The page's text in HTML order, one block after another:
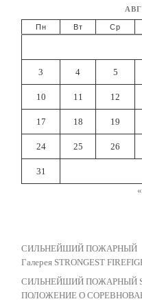
Пн Вт Ср
3 4 5
10 11 12
17 18 19
24 25 26
31
СИЛЬНЕЙШИЙ ПОЖАРНЫЙ
Галерея STRONGEST
СИЛЬНЕЙШИЙ ПОЖАРНЫЙ
ПОЛОЖЕНИЕ О